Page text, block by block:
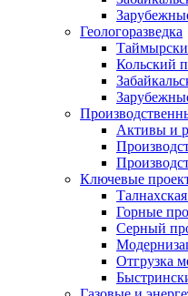
Геологоразведка
Кольский
Активы и
Ключевые
Горные
Серный
Отгрузка